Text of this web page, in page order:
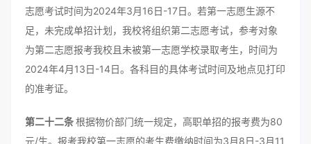
志愿考试时间为2024年3月16日-17日。若第一志愿生源不
足，未完成单招计划，我校将组织第二志愿考试，参考对象
为第二志愿报考我校且未被第一志愿学校录取考生，时间为
2024年4月13日-14日。各科目的具体考试时间及地点见打印
的准考证。
第二十二条根据物价部门统一规定，高职单招的报考费为80
元/生。报考我校第一志愿的考生费缴纳时间为3月8日-3月11